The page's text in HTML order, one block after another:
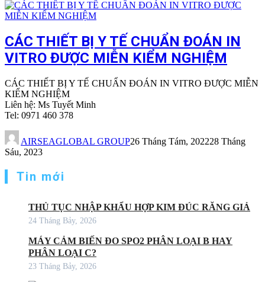
CÁC THIẾT BỊ Y TẾ CHUẨN ĐOÁN IN
VITRO ĐƯỢC MIỄN KIỂM NGHIỆM
CÁC THIẾT BỊ Y TẾ CHUẨN ĐOÁN IN VITRO ĐƯỢC MIỄN
KIỂM NGHIỆM
Liên hệ: Ms Tuyết Minh
Tel: 0971 460 378
AIRSEAGLOBAL GROUP26 Tháng Tám, 202228 Tháng
Sáu, 2023
Tin mới
THỦ TỤC NHẬP KHẨU HỢP KIM ĐÚC RĂNG GIẢ
24 Tháng Bảy, 2026
MÁY CẢM BIẾN ĐO SPO2 PHÂN LOẠI B HAY
PHÂN LOẠI C?
23 Tháng Bảy, 2026